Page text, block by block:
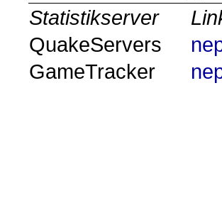
Statistikserver
QuakeServers
GameTracker